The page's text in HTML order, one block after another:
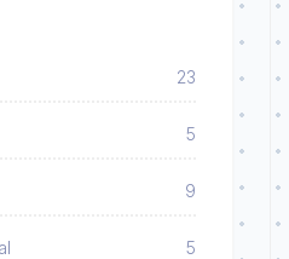
23
5
9
5